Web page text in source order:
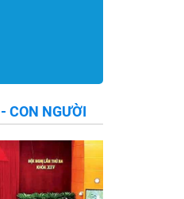
CON NGƯỜI